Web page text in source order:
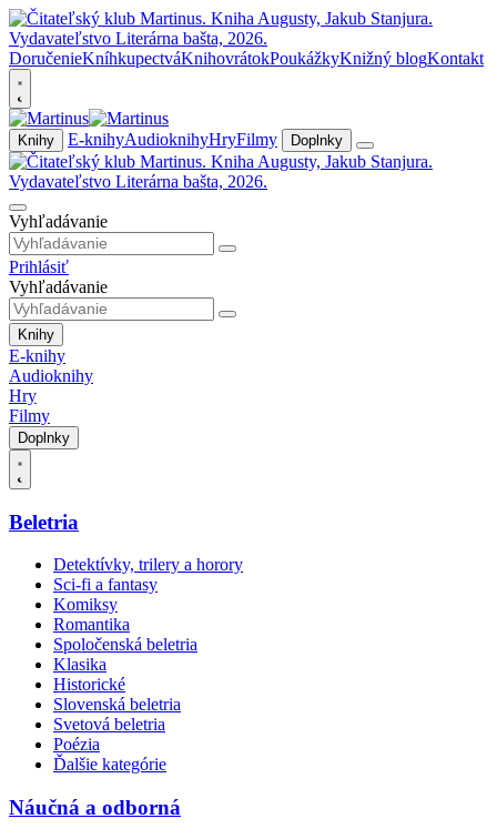
DoručenieKníhkupectváKnihovrátokPoukážkyKnižný blogKontakt
Knihy E-knihyAudioknihyHryFilmy Doplnky
Vyhľadávanie
Prihlásiť
Vyhľadávanie
Knihy
E-knihy
Audioknihy
Hry
Filmy
Doplnky
Beletria
Detektívky, trilery a horory
Sci-fi a fantasy
Komiksy
Romantika
Spoločenská beletria
Klasika
Historické
Slovenská beletria
Svetová beletria
Poézia
Ďalšie kategórie
Náučná a odborná